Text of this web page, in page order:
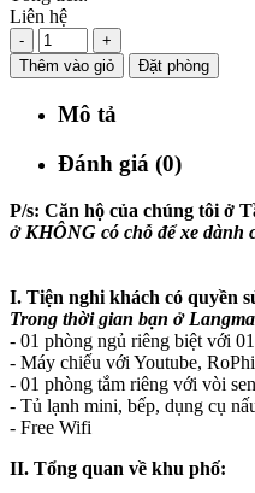
Liên hệ
-
+
Thêm vào giỏ
Đặt phòng
Mô tả
Đánh giá (0)
P/s: Căn hộ của chúng tôi ở
ở KHÔNG có chỗ để xe dành
I. Tiện nghi khách có quyền
Trong thời gian bạn ở
- 01 phòng ngủ riêng biệt với
- Máy chiếu với Youtube,
- 01 phòng tắm riêng với vòi sen
- Tủ lạnh mini, bếp, dụng cụ
- Free Wifi
II. Tổng quan về khu phố: